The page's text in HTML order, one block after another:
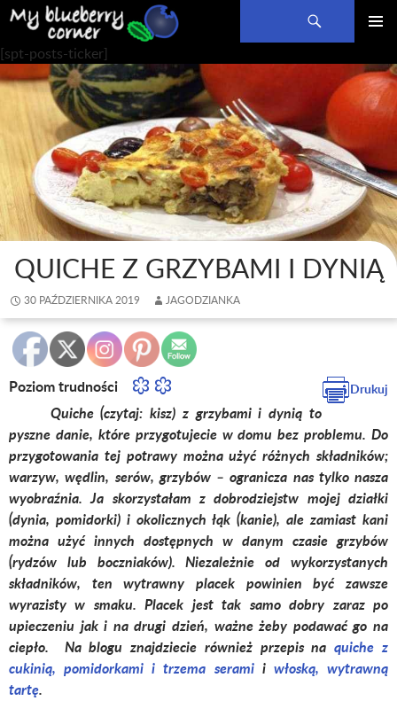
Szukaj
PRZEJDŹ
DO
TREŚCI
[spt-posts-ticker]
QUICHE Z GRZYBAMI I DYNIĄ
30 PAŹDZIERNIKA 2019 JAGODZIANKA
Drukuj
Poziom trudności
Quiche (czytaj: kisz) z grzybami i dynią to
pyszne danie, które przygotujecie w domu bez problemu. Do
przygotowania tej potrawy można użyć różnych składników;
warzyw, wędlin, serów, grzybów – ogranicza nas tylko nasza
wyobraźnia. Ja skorzystałam z dobrodziejstw mojej działki
(dynia, pomidorki) i okolicznych łąk (kanie), ale zamiast kani
można użyć innych dostępnych w danym czasie grzybów
(rydzów lub boczniaków). Niezależnie od wykorzystanych
składników, ten wytrawny placek powinien być zawsze
wyrazisty w smaku. Placek jest tak samo dobry zaraz po
upieczeniu jak i na drugi dzień, ważne żeby podawać go na
ciepło. Na blogu znajdziecie również przepis naquiche z
cukinią, pomidorkami i trzema seramii włoską, wytrawną
tartę.